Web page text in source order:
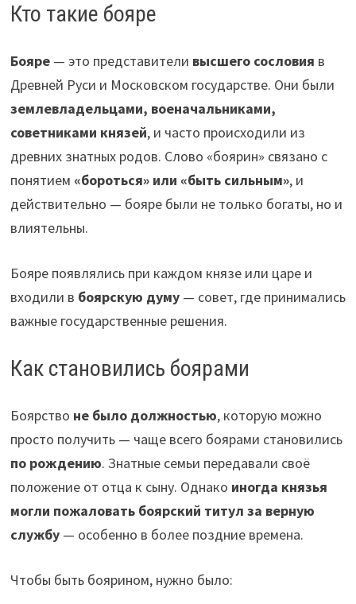
Кто такие бояре
Бояре— это представители высшего сословия в
Древней Руси и Московском государстве. Они были
землевладельцами, военачальниками,
советниками князей, и часто происходили из
древних знатных родов. Слово «боярин» связано с
понятием «бороться» или «быть сильным», и
действительно — бояре были не только богаты, но и
влиятельны.
Бояре появлялись при каждом князе или царе и
входили в боярскую думу— совет, где принимались
важные государственные решения.
Как становились боярами
Боярство не было должностью, которую можно
просто получить — чаще всего боярами становились
по рождению. Знатные семьи передавали своё
положение от отца к сыну. Однако иногда князья
могли пожаловать боярский титул за верную
службу— особенно в более поздние времена.
Чтобы быть боярином, нужно было: